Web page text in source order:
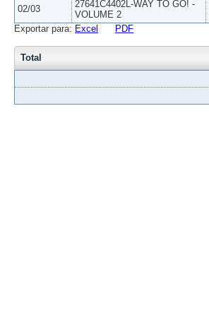
02/03
27641C4402L-WAY TO GO! -
VOLUME 2
Exportar para: Excel PDF
Total